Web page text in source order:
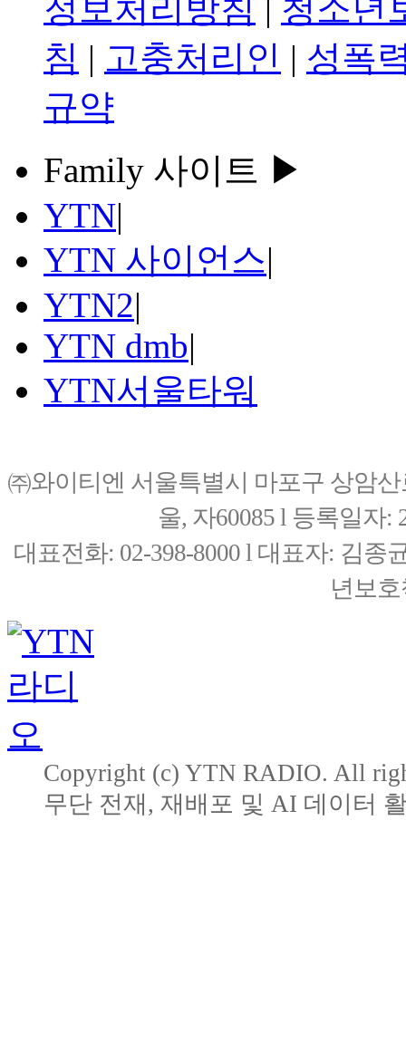
정보처리방침 | 청소년
침 | 고충처리인 | 성폭
규약
Family 사이트 ▶
YTN|
YTN 사이언스|
YTN2|
YTN dmb|
YTN서울타워
㈜와이티엔 서울특별시 마포구 상암
울, 자60085 l 등록일자:
대표전화: 02-398-8000 l 대표자: 김종
년보
Copyright (c) YTN RADIO. All
무단 전재, 재배포 및 AI 데이터